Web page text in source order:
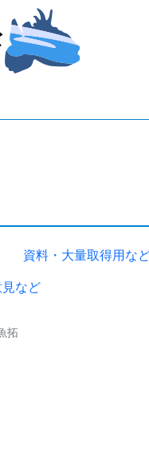
資料・大量取得用な
見など
拓